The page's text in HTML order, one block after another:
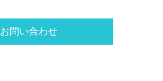
お問い合わせ